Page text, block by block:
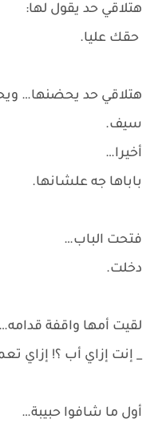
هتلاقي حد يقول لها:
حقك عليا.
هتلاقي حد يحضنها…
سيف.
أخيرا…
باباها جه علشانها.
فتحت الباب…
دخلت.
لقيت أمها واقفة
_ إنت إزاي أب ؟! إزاي
أول ما شافوا حبيبة…